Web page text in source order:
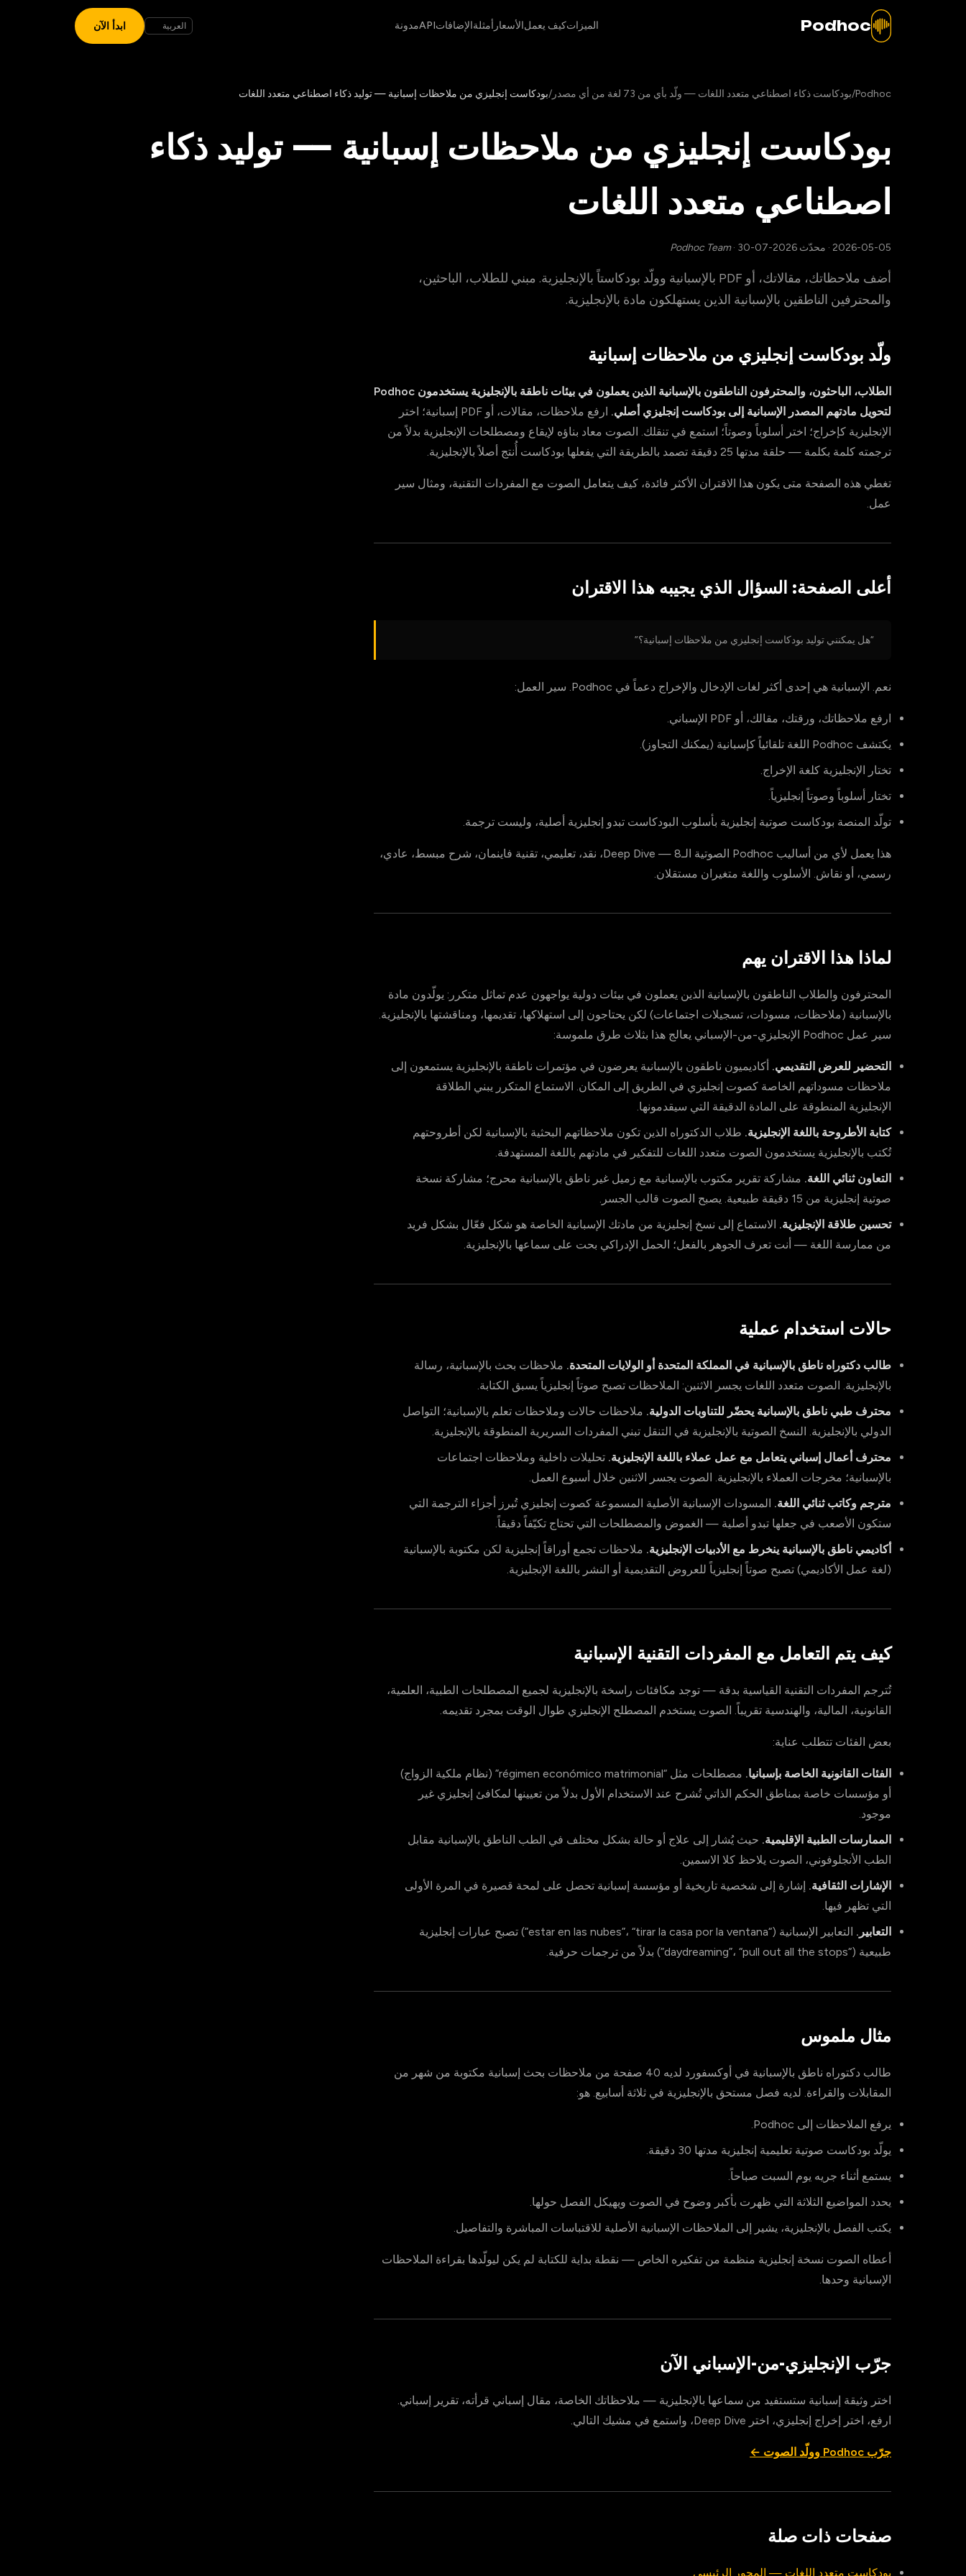
Podhoc الميزاتكيف يعملالأسعار أمثلةالإضافاتAPIمدونة ابدأ الآن
Podhoc
/بودكاست ذكاء اصطناعي متعدد اللغات — ولّد بأي من 73 لغة من أي مصدر /بودكاست إنجليزي من ملاحظات إسبانية — توليد ذكاء اصطناعي متعدد اللغات
بودكاست إنجليزي من ملاحظات إسبانية — توليد ذكاء
اصطناعي متعدد اللغات
2026-05-05
· محدّث 2026-07-30 ·
Podhoc Team
أضف ملاحظاتك، مقالاتك، أو PDF بالإسبانية وولّد بودكاستاً بالإنجليزية. مبني للطلاب، الباحثين،
والمحترفين الناطقين بالإسبانية الذين يستهلكون مادة بالإنجليزية.
ولّد بودكاست إنجليزي من ملاحظات إسبانية
الطلاب، الباحثون، والمحترفون الناطقون بالإسبانية الذين يعملون في بيئات ناطقة بالإنجليزية يستخدمون Podhoc
لتحويل مادتهم المصدر الإسبانية إلى بودكاست إنجليزي أصلي.
ارفع ملاحظات، مقالات، أو PDF إسبانية؛ اختر
الإنجليزية كإخراج؛ اختر أسلوباً وصوتاً؛ استمع في تنقلك. الصوت معاد بناؤه لإيقاع ومصطلحات الإنجليزية بدلاً من
ترجمته كلمة بكلمة — حلقة مدتها 25 دقيقة تصمد بالطريقة التي يفعلها بودكاست أُنتج أصلاً بالإنجليزية.
تغطي هذه الصفحة متى يكون هذا الاقتران الأكثر فائدة، كيف يتعامل الصوت مع المفردات التقنية، ومثال سير
عمل.
أعلى الصفحة: السؤال الذي يجيبه هذا الاقتران
“هل يمكنني توليد بودكاست إنجليزي من ملاحظات إسبانية؟”
نعم. الإسبانية هي إحدى أكثر لغات الإدخال والإخراج دعماً في Podhoc. سير العمل:
ارفع ملاحظاتك، ورقتك، مقالك، أو PDF الإسباني.
يكتشف Podhoc اللغة تلقائياً كإسبانية (يمكنك التجاوز).
تختار الإنجليزية كلغة الإخراج.
تختار أسلوباً وصوتاً إنجليزياً.
تولّد المنصة بودكاست صوتية إنجليزية بأسلوب البودكاست تبدو إنجليزية أصلية، وليست ترجمة.
هذا يعمل لأي من أساليب Podhoc الصوتية الـ8 — Deep Dive، نقد، تعليمي، تقنية فاينمان، شرح مبسط، عادي،
رسمي، أو نقاش. الأسلوب واللغة متغيران مستقلان.
لماذا هذا الاقتران يهم
المحترفون والطلاب الناطقون بالإسبانية الذين يعملون في بيئات دولية يواجهون عدم تماثل متكرر: يولّدون مادة
بالإسبانية (ملاحظات، مسودات، تسجيلات اجتماعات) لكن يحتاجون إلى استهلاكها، تقديمها، ومناقشتها بالإنجليزية.
سير عمل Podhoc الإنجليزي-من-الإسباني يعالج هذا بثلاث طرق ملموسة:
التحضير للعرض التقديمي. أكاديميون ناطقون بالإسبانية يعرضون في مؤتمرات ناطقة بالإنجليزية يستمعون إلى
ملاحظات مسوداتهم الخاصة كصوت إنجليزي في الطريق إلى المكان. الاستماع المتكرر يبني الطلاقة
الإنجليزية المنطوقة على المادة الدقيقة التي سيقدمونها.
كتابة الأطروحة باللغة الإنجليزية. طلاب الدكتوراه الذين تكون ملاحظاتهم البحثية بالإسبانية لكن أطروحتهم
تُكتب بالإنجليزية يستخدمون الصوت متعدد اللغات للتفكير في مادتهم باللغة المستهدفة.
التعاون ثنائي اللغة. مشاركة تقرير مكتوب بالإسبانية مع زميل غير ناطق بالإسبانية محرج؛ مشاركة نسخة
صوتية إنجليزية من 15 دقيقة طبيعية. يصبح الصوت قالب الجسر.
تحسين طلاقة الإنجليزية. الاستماع إلى نسخ إنجليزية من مادتك الإسبانية الخاصة هو شكل فعّال بشكل فريد
من ممارسة اللغة — أنت تعرف الجوهر بالفعل؛ الحمل الإدراكي بحت على سماعها بالإنجليزية.
حالات استخدام عملية
طالب دكتوراه ناطق بالإسبانية في المملكة المتحدة أو الولايات المتحدة. ملاحظات بحث بالإسبانية، رسالة
بالإنجليزية. الصوت متعدد اللغات يجسر الاثنين: الملاحظات تصبح صوتاً إنجليزياً يسبق الكتابة.
محترف طبي ناطق بالإسبانية يحضّر للتناوبات الدولية. ملاحظات حالات وملاحظات تعلم بالإسبانية؛ التواصل
الدولي بالإنجليزية. النسخ الصوتية بالإنجليزية في التنقل تبني المفردات السريرية المنطوقة بالإنجليزية.
محترف أعمال إسباني يتعامل مع عمل عملاء باللغة الإنجليزية. تحليلات داخلية وملاحظات اجتماعات
بالإسبانية؛ مخرجات العملاء بالإنجليزية. الصوت يجسر الاثنين خلال أسبوع العمل.
مترجم وكاتب ثنائي اللغة. المسودات الإسبانية الأصلية المسموعة كصوت إنجليزي تُبرز أجزاء الترجمة التي
ستكون الأصعب في جعلها تبدو أصلية — الغموض والمصطلحات التي تحتاج تكيّفاً دقيقاً.
أكاديمي ناطق بالإسبانية ينخرط مع الأدبيات الإنجليزية. ملاحظات تجمع أوراقاً إنجليزية لكن مكتوبة بالإسبانية
(لغة عمل الأكاديمي) تصبح صوتاً إنجليزياً للعروض التقديمية أو النشر باللغة الإنجليزية.
كيف يتم التعامل مع المفردات التقنية الإسبانية
تُترجم المفردات التقنية القياسية بدقة — توجد مكافئات راسخة بالإنجليزية لجميع المصطلحات الطبية، العلمية،
القانونية، المالية، والهندسية تقريباً. الصوت يستخدم المصطلح الإنجليزي طوال الوقت بمجرد تقديمه.
بعض الفئات تتطلب عناية:
الفئات القانونية الخاصة بإسبانيا.
مصطلحات مثل “régimen económico matrimonial” (نظام ملكية الزواج)
أو مؤسسات خاصة بمناطق الحكم الذاتي تُشرح عند الاستخدام الأول بدلاً من تعيينها لمكافئ إنجليزي غير
موجود.
الممارسات الطبية الإقليمية. حيث يُشار إلى علاج أو حالة بشكل مختلف في الطب الناطق بالإسبانية مقابل
الطب الأنجلوفوني، الصوت يلاحظ كلا الاسمين.
الإشارات الثقافية. إشارة إلى شخصية تاريخية أو مؤسسة إسبانية تحصل على لمحة قصيرة في المرة الأولى
التي تظهر فيها.
التعابير.
التعابير الإسبانية (“estar en las nubes”، “tirar la casa por la ventana”) تصبح عبارات إنجليزية
طبيعية (“daydreaming”، “pull out all the stops”) بدلاً من ترجمات حرفية.
مثال ملموس
طالب دكتوراه ناطق بالإسبانية في أوكسفورد لديه 40 صفحة من ملاحظات بحث إسبانية مكتوبة من شهر من
المقابلات والقراءة. لديه فصل مستحق بالإنجليزية في ثلاثة أسابيع. هو:
يرفع الملاحظات إلى Podhoc.
يولّد بودكاست صوتية تعليمية إنجليزية مدتها 30 دقيقة.
يستمع أثناء جريه يوم السبت صباحاً.
يحدد المواضيع الثلاثة التي ظهرت بأكبر وضوح في الصوت ويهيكل الفصل حولها.
يكتب الفصل بالإنجليزية، يشير إلى الملاحظات الإسبانية الأصلية للاقتباسات المباشرة والتفاصيل.
أعطاه الصوت نسخة إنجليزية منظمة من تفكيره الخاص — نقطة بداية للكتابة لم يكن ليولّدها بقراءة الملاحظات
الإسبانية وحدها.
جرّب الإنجليزي-من-الإسباني الآن
اختر وثيقة إسبانية ستستفيد من سماعها بالإنجليزية — ملاحظاتك الخاصة، مقال إسباني قرأته، تقرير إسباني.
ارفع، اختر إخراج إنجليزي، اختر Deep Dive، واستمع في مشيك التالي.
جرّب Podhoc وولّد الصوت ←
صفحات ذات صلة
بودكاست متعدد اللغات — المحور الرئيسي